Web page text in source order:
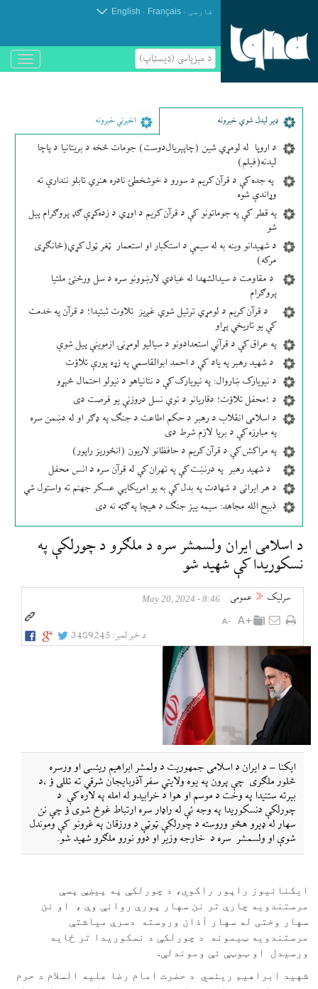
فارسی .
Français
.
English
د مېزپاسى (ډیسټاپ)
باز
و
ډير لیدل شوي خبرونه اخیرني خبرونه
د اروپا له لومړي شین (چاپېریال‌دوست) جومات څخه د بریتانیا د پاچا
لیدنه(فیلم)
په جده کې د قرآن کریم د سورو د خوشخطئ نادره هنري تابلو نندارې ته
وړاندې شوه
په قطر کې په جوماتونو کې د قرآن کریم د اوړي د زده‌کړې ګډ پروګرام پیل
شو
د شهیدانو وینه به له سیمې د استکبار او استعمار ټغر ټول کړي(ځانګړی
مرکه)
د مقاومت د سیدالشهدا له عبادي لارښوونو سره د سل ورځنئ ملتیا
پروګرام
د قرآن کریم د لومړي ترتیل شوي غږیز تلاوت ثبتیدا؛ د قرآن په خدمت
کې یو تاریخي پړاو
په عراق کې د قرآني استعدادونو د سیالیو لومړنۍ ازموینې پیل شوې
د شهید رهبر په یاد کې د احمد ابوالقاسمي په زړه پورې تلاؤت
د نیویارک ښاروال: په نیویارک کې د نتانیاهو د نیولو احتمال څېړو
د ؛محفل تلاؤت؛ دقاریانو د نوي نسل دروزنې یو فرصت دی
د اسلامی انقلاب د رهبر د حکم اطاعت د جنګ په ډګر او له دښمن سره
په مبارزه کې د بریا لازم شرط دی
په مراکش کې د قرآن کریم د حافظانو لاریون (انځوریز راپور)
د شهید رهبر په درنښت کې په تهران کې له قرآن سره د انس محفل
د هر ایرانی د شهادت په بدل کې به یو امریکایي عسکر جهنم ته واستول شي
ذبیح الله مجاهد: سیمه ییز جنګ د هیچا په ګټه نه دی
د اسلامی ایران ولسمشر سره د ملګرو د چورلکې په
نسکوریدا کې شهید شو
سرلیک عمومی 8:46 - May 20, 2024
د خبر لمبر: 3489245
ایکنا – د ایران د اسلامی جمهوریت د ولمشر ابراهیم ریئسی او ورسره
څلور ملګری چې پرون په یوه ولایتي سفر آذربایجان شرقي ته تللی ؤ ،د
بیرته ستنیدا په وخت د موسم او هوا د خرابیدو له امله په لاره کې د
چورلکې دنسکوریدا په وجه ئې له راډار سره ارتباط غوڅ شوی ؤ چې نن
سهار له ډیرو هڅو وروسته د چورلکې ټوټې د ورزقان په غرونو کې وموندل
شوې او ولسمشر سره د خارجه وزیر او دوو نورو ملګرو شهید شو.
ایکنانیوز راپور راکوي، د چورلکې په پيښې پسې
مرستندویه چارې تر نن سهار پورې روانې وې ، او نن
سهار وختی له سهار آذان وروسته دسرې میاشتې
مرستندویه ټيمونه د چورلکې د نسکوریدا تر ځایه
ورسیدل او ټوټې ئې وموندلې.
شهید ابراهیم ریئسي د حضرت امام رضا علیه السلام د حرم